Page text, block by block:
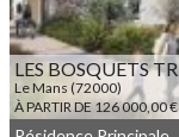
LES BOSQUETS
Le Mans (72000)
À PARTIR DE 126 000,00 €